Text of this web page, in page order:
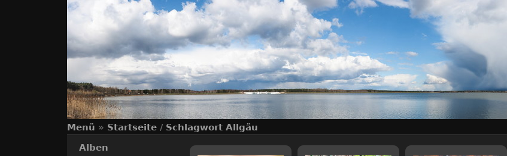
Menü » Startseite / Schlagwort Allgäu
Alben